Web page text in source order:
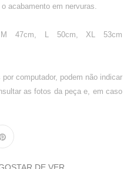
acabamento em nervuras.
47cm, L 50cm, XL 53cm
computador, podem não indicar
as fotos da peça e, em caso